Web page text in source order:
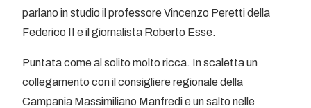
parlano in studio il professore Vincenzo Peretti della
Federico II e il giornalista Roberto Esse.
Puntata come al solito molto ricca. In scaletta un
collegamento con il consigliere regionale della
Campania Massimiliano Manfredi e un salto nelle